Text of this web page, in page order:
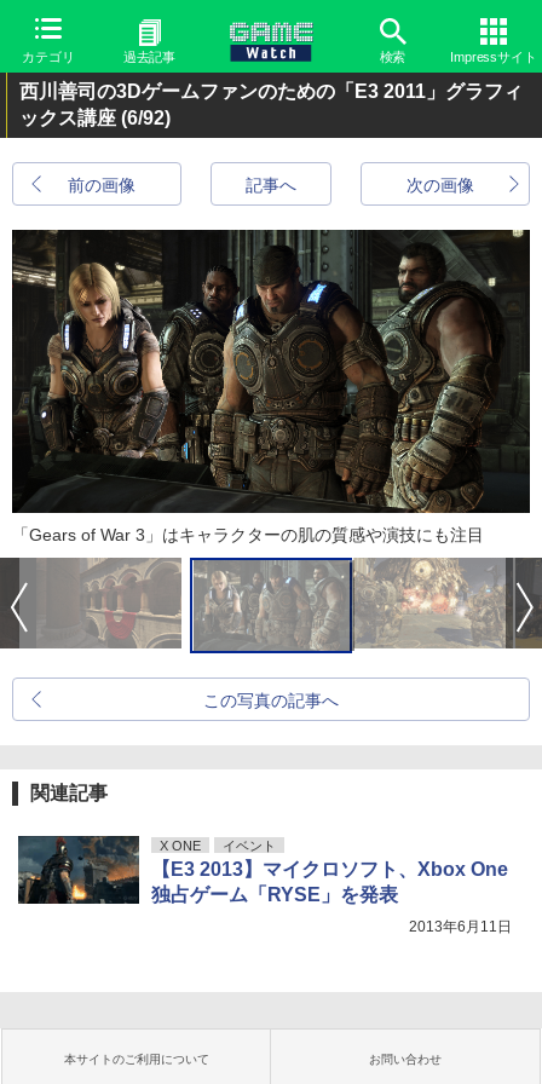
カテゴリ 過去記事 検索 Impressサイト
西川善司の3Dゲームファンのための「E3 2011」グラフィ
ックス講座 (6/92)
前の画像 次の画像
記事へ
「Gears of War 3」はキャラクターの肌の質感や演技にも注目
この写真の記事へ
関連記事
X ONE イベント
【E3 2013】マイクロソフト、Xbox One
独占ゲーム「RYSE」を発表
2013年6月11日
本サイトのご利用について お問い合わせ